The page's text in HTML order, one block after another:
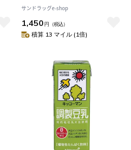
サンドラッグe-shop
1,450 円 （税込）
積算 13 マイル (1倍)